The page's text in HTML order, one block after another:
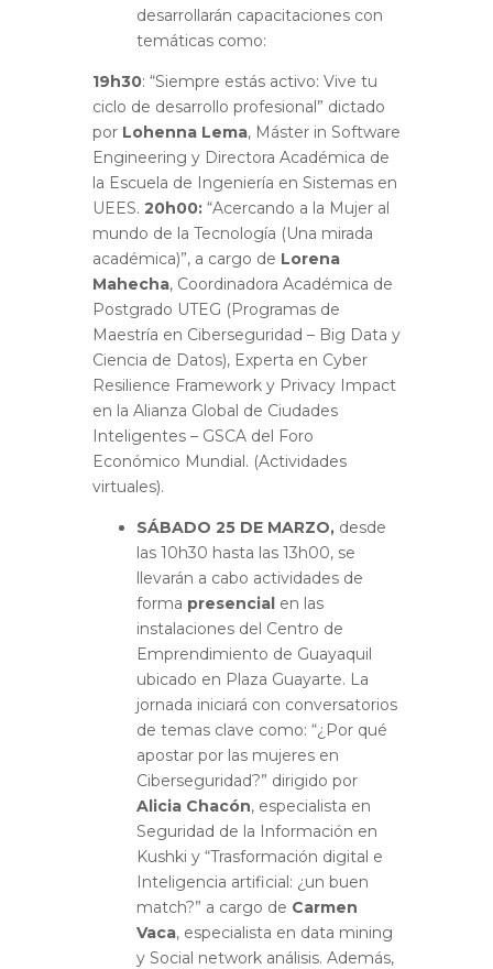
desarrollarán capacitaciones con
temáticas como:
19h30: “Siempre estás activo: Vive tu
ciclo de desarrollo profesional” dictado
por Lohenna Lema, Máster in Software
Engineering y Directora Académica de
la Escuela de Ingeniería en Sistemas en
UEES. 20h00: “Acercando a la Mujer al
mundo de la Tecnología (Una mirada
académica)”, a cargo de Lorena
Mahecha, Coordinadora Académica de
Postgrado UTEG (Programas de
Maestría en Ciberseguridad – Big Data y
Ciencia de Datos), Experta en Cyber
Resilience Framework y Privacy Impact
en la Alianza Global de Ciudades
Inteligentes – GSCA del Foro
Económico Mundial. (Actividades
virtuales).
SÁBADO 25 DE MARZO, desde
las 10h30 hasta las 13h00, se
llevarán a cabo actividades de
forma presencial en las
instalaciones del Centro de
Emprendimiento de Guayaquil
ubicado en Plaza Guayarte. La
jornada iniciará con conversatorios
de temas clave como: “¿Por qué
apostar por las mujeres en
Ciberseguridad?” dirigido por
Alicia Chacón, especialista en
Seguridad de la Información en
Kushki y “Trasformación digital e
Inteligencia artificial: ¿un buen
match?” a cargo de Carmen
Vaca, especialista en data mining
y Social network análisis. Además,